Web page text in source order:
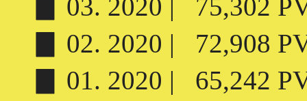
▊ 03. 2020 | 75,302
▊ 02. 2020 | 72,908
▊ 01. 2020 | 65,242